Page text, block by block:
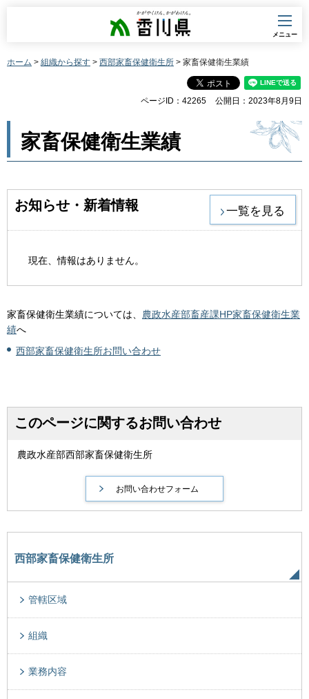
香川県
メニュー
ホーム > 組織から探す > 西部家畜保健衛生所 > 家畜保健衛生業績
ページID：42265 公開日：2023年8月9日
家畜保健衛生業績
お知らせ・新着情報 一覧を見る
現在、情報はありません。
家畜保健衛生業績については、 農政水産部畜産課HP家畜保健衛生業
績へ
西部家畜保健衛生所お問い合わせ
このページに関するお問い合わせ
農政水産部西部家畜保健衛生所
西部家畜保健衛生所
管轄区域
組織
業務内容